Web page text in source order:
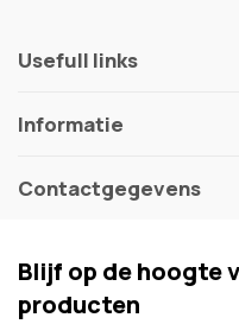
Usefull links
Informatie
Contactgegevens
Blijf op de hoogte
producten